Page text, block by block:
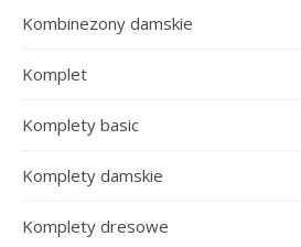
Kombinezony damskie
Komplet
Komplety basic
Komplety damskie
Komplety dresowe